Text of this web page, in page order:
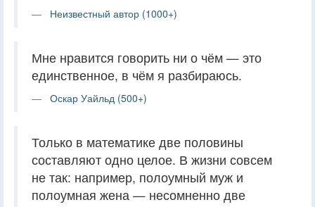
Неизвестный автор (1000+)
Мне нравится говорить ни о чём — это
единственное, в чём я разбираюсь.
Оскар Уайльд (500+)
Только в математике две половины
составляют одно целое. В жизни совсем
не так: например, полоумный муж и
полоумная жена — несомненно две